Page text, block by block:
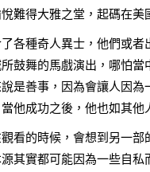
難得大雅之堂，起碼在美
各種奇人異士，他們或
鼓舞的馬戲演出，哪怕
是善事，因為會讓人因
他成功之後，他也如其他
看的時候，會想到另一
其實都可能因為一些自